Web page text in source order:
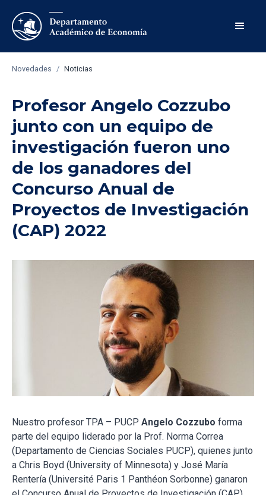
Novedades / Noticias
Profesor Angelo Cozzubo
junto con un equipo de
investigación fueron uno
de los ganadores del
Concurso Anual de
Proyectos de Investigación
(CAP) 2022
Nuestro profesor TPA – PUCP Angelo Cozzubo forma
parte del equipo liderado por la Prof. Norma Correa
(Departamento de Ciencias Sociales PUCP), quienes junto
a Chris Boyd (University of Minnesota) y José María
Rentería (Université Paris 1 Panthéon Sorbonne) ganaron